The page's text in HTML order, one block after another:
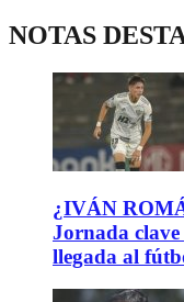
NOTAS
¿IVÁN
Jornada
llegada al